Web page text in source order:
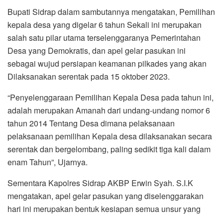
Bupati Sidrap dalam sambutannya mengatakan, Pemilihan
kepala desa yang digelar 6 tahun Sekali ini merupakan
salah satu pilar utama terselenggaranya Pemerintahan
Desa yang Demokratis, dan apel gelar pasukan ini
sebagai wujud persiapan keamanan pilkades yang akan
Dilaksanakan serentak pada 15 oktober 2023.
“Penyelenggaraan Pemilihan Kepala Desa pada tahun ini,
adalah merupakan Amanah dari undang-undang nomor 6
tahun 2014 Tentang Desa dimana pelaksanaan
pelaksanaan pemilihan Kepala desa dilaksanakan secara
serentak dan bergelombang, paling sedikit tiga kali dalam
enam Tahun”, Ujarnya.
Sementara Kapolres Sidrap AKBP Erwin Syah. S.I.K
mengatakan, apel gelar pasukan yang diselenggarakan
hari ini merupakan bentuk kesiapan semua unsur yang